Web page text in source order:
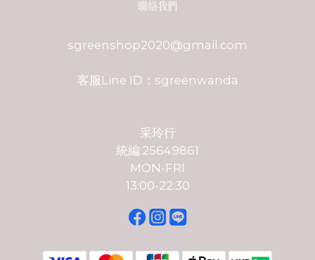
聯絡我們
sgreenshop2020@gmail.com
客服Line ID：sgreenwanda
采玲行
統編:25649861
MON-FRI
13:00-22:30